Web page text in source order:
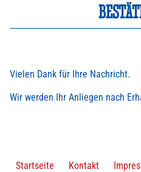
Vielen Dank für Ihre Nachricht.
Wir werden Ihr Anliegen nach
Startseite Kontakt